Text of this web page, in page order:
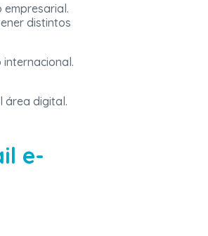
distintos
área digital.
e-